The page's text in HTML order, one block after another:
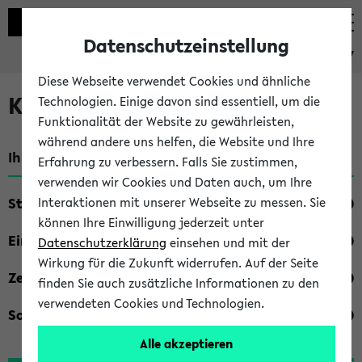
eKVV
Kombisuche im eKVV
Ihre Suchkriterien:
Studienfach
Einrichtung
Zeiten
Sonstiges
Datenschutzeinstellung
Diese Webseite verwendet Cookies und ähnliche
Technologien. Einige davon sind essentiell, um die
Funktionalität der Website zu gewährleisten,
während andere uns helfen, die Website und Ihre
Erfahrung zu verbessern. Falls Sie zustimmen,
verwenden wir Cookies und Daten auch, um Ihre
Interaktionen mit unserer Webseite zu messen. Sie
können Ihre Einwilligung jederzeit unter
Datenschutzerklärung einsehen und mit der
Wirkung für die Zukunft widerrufen. Auf der Seite
finden Sie auch zusätzliche Informationen zu den
verwendeten Cookies und Technologien.
Alle akzeptieren